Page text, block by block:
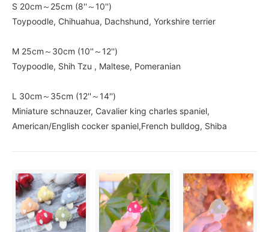
S 20cm～25cm (8''～10'')
Toypoodle, Chihuahua, Dachshund, Yorkshire terrier
M 25cm～30cm (10''～12'')
Toypoodle, Shih Tzu , Maltese, Pomeranian
L 30cm～35cm (12''～14'')
Miniature schnauzer, Cavalier king charles spaniel,
American/English cocker spaniel,French bulldog, Shiba